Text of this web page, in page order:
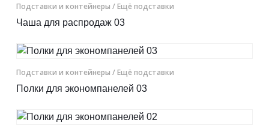
Подставки и контейнеры / Ещё подставки
Чаша для распродаж 03
Подставки и контейнеры / Ещё подставки
Полки для экономпанелей 03